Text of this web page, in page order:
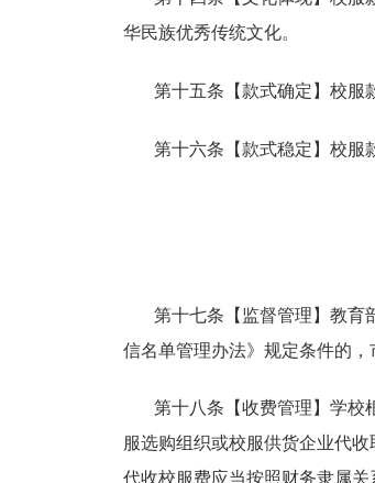
华民族优秀传统文化。
第十五条【款式确定】校服
第十六条【款式稳定】校服
第十七条【监督管理】教育
信名单管理办法》规定条件的
第十八条【收费管理】学校
服选购组织或校服供货企业代
代收校服费应当按照财务隶属